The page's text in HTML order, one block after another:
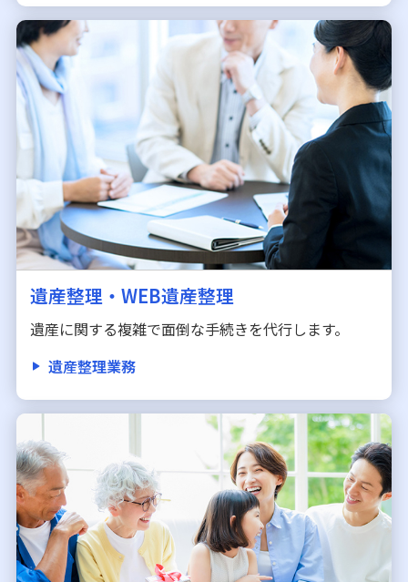
遺産整理・WEB遺産整理
遺産に関する複雑で面倒な手続きを代行します。
遺産整理業務